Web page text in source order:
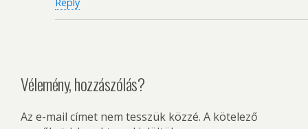
Vélemény, hozzászólás?
Az e-mail címet nem tesszük közzé. A kötelező